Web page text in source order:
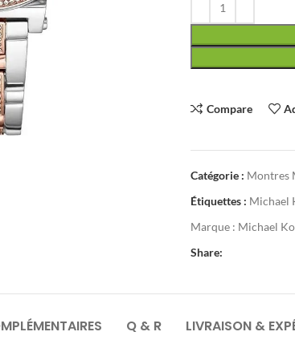
Compare
Catégorie : Montres
Étiquettes : Michael
Marque : Michael
Share:
Q & R LIVRAISON &